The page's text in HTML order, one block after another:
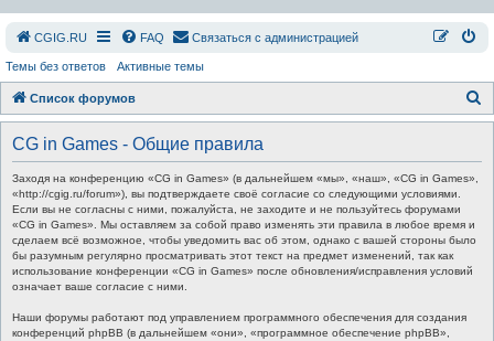
СGIG.RU FAQ Связаться с администрацией
Темы без ответов Активные темы
Список форумов
о
CG in Games - Общие правила
Заходя на конференцию «CG in Games» (в дальнейшем «мы», «наш», «CG in Games»,
«http://cgig.ru/forum»), вы подтверждаете своё согласие со следующими условиями.
Если вы не согласны с ними, пожалуйста, не заходите и не пользуйтесь форумами
«CG in Games». Мы оставляем за собой право изменять эти правила в любое время и
сделаем всё возможное, чтобы уведомить вас об этом, однако с вашей стороны было
бы разумным регулярно просматривать этот текст на предмет изменений, так как
использование конференции «CG in Games» после обновления/исправления условий
означает ваше согласие с ними.
Наши форумы работают под управлением программного обеспечения для создания
конференций phpBB (в дальнейшем «они», «программное обеспечение phpBB»,